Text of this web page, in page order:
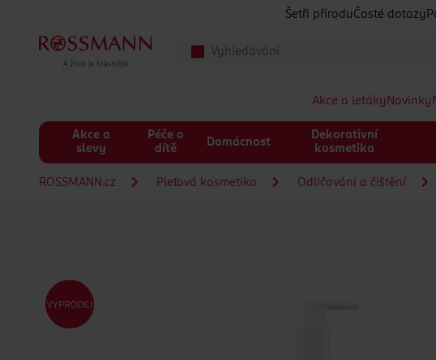
Šetři přírodu Časté dotazy
Akce a letáky Novinky
Akce a
slevy
Péče o
dítě
Domácnost
Dekorativní
kosmetika
ROSSMANN.cz Pleťová kosmetika Odličování a čištění